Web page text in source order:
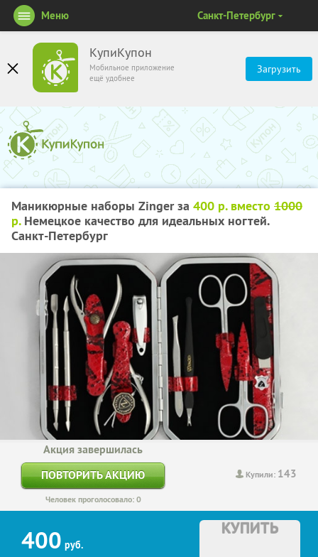
КупиКупон
Мобильное приложение
ещё удобнее
Загрузить
Меню Санкт-Петербург
Маникюрные наборы Zinger за 400 р. вместо 1000
р.Немецкое качество для идеальных ногтей.
Санкт-Петербург
Купили: 143
Акция завершилась
ПОВТОРИТЬ АКЦИЮ
Человек проголосовало: 0
400 руб.
КУПИТЬ